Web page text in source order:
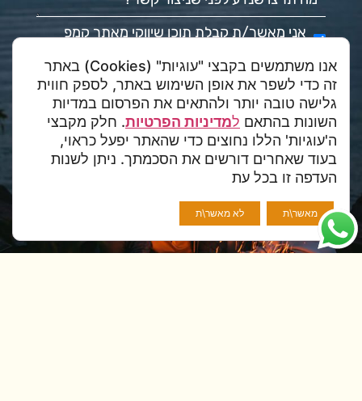
אני מאשר/ת קבלת תוכן שיווקי מאתר קמפ סהרה
אני מאשר/ת קבלת תוכן שיווקי מאתר קמפ
שלח
אנו משתמשים בקבצי "עוגיות" (Cookies) באתר
זה כדי לשפר את אופן השימוש באתר, לספק חווית
גלישה טובה יותר ולהתאים את הפרסום במדיות
השונות בהתאם למדיניות הפרטיות. חלק מקבצי
ה'עוגיות' הללו נחוצים כדי שהאתר יפעל כראוי,
בעוד שאחרים דורשים את הסכמתך. ניתן לשנות
העדפה זו בכל עת
מאשר\ת לא מאשר\ת